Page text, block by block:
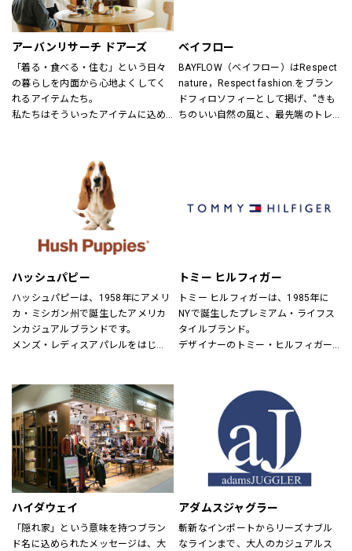
アーバンリサーチ ドアーズ
「着る・食べる・住む」という日々
の暮らしを内面から心地よくしてく
れるアイテムたち。
私たちはそういったアイテムに込め
「新しい価値観へのドア」を開く案
内役として、日々の暮らしの中で大
切なものを一緒に見つけていきたい
と考えています。
あなたらしいスタイル、あなたにと
ってのベーシックを、DOORSへ探し
ベイフロー
BAYFLOW（ベイフロー）はRespect
nature，Respect fashion.をブラン
ドフィロソフィーとして掲げ、“きも
ちのいい自然の風と、最先端のトレ
ハッシュパピー
ハッシュパピーは、1958年にアメリ
カ・ミシガン州で誕生したアメリカ
ンカジュアルブランドです。
メンズ・レディスアパレルをはじ
定期的にお得なキャンペーンも開
催！皆様のご来店を心よりお待ちし
ております！
トミー ヒルフィガー
トミー ヒルフィガーは、1985年に
NYで誕生したプレミアム・ライフス
タイルブランド。
デザイナーのトミー・ヒルフィガー
にモダンなツイストを加えた、遊び
心と上品さが特徴です。
ハイダウェイ
「隠れ家」という意味を持つブラン
ド名に込められたメッセージは、大
アダムスジャグラー
斬新なインポートからリーズナブル
なラインまで、大人のカジュアルス